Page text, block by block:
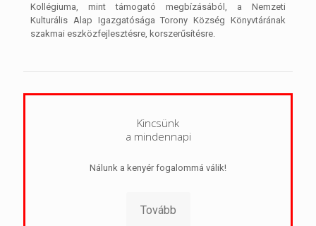
Kollégiuma, mint támogató megbízásából, a Nemzeti
Kulturális Alap Igazgatósága Torony Község Könyvtárának
szakmai eszközfejlesztésre, korszerűsítésre.
Kincsünk
a mindennapi
Nálunk a kenyér fogalommá válik!
Tovább